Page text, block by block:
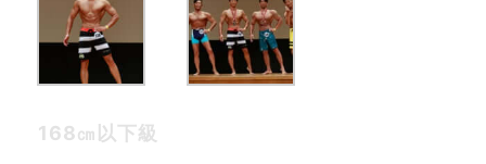
168㎝以下級